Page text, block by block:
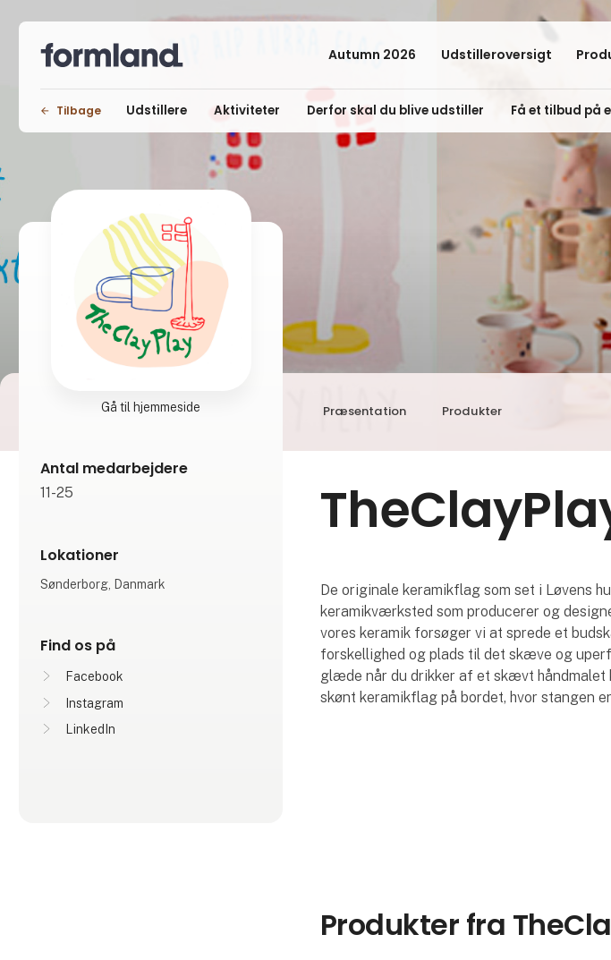
Autumn 2026 Udstilleroversigt
Tilbage Udstillere Aktiviteter Derfor skal du blive udstiller Få et tilbud på
Præsentation Produkter
Gå til hjemmeside
Antal medarbejdere
11-25
Lokationer
Sønderborg, Danmark
Find os på
Facebook
Instagram
LinkedIn
De originale keramikflag som set i Løvens
keramikværksted som producerer og
vores keramik forsøger vi at sprede et
forskellighed og plads til det skæve og
glæde når du drikker af et skævt
skønt keramikflag på bordet, hvor stangen
Produkter fra